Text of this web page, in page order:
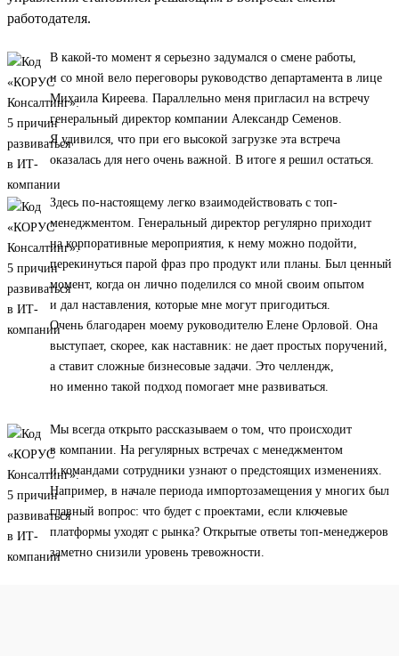
работодателя.
В какой-то момент я серьезно задумался о смене работы,
и со мной вело переговоры руководство департамента в лице
Михаила Киреева. Параллельно меня пригласил на встречу
генеральный директор компании Александр Семенов.
Я удивился, что при его высокой загрузке эта встреча
оказалась для него очень важной. В итоге я решил остаться.
Здесь по-настоящему легко взаимодействовать с топ-
менеджментом. Генеральный директор регулярно приходит
на корпоративные мероприятия, к нему можно подойти,
перекинуться парой фраз про продукт или планы. Был ценный
момент, когда он лично поделился со мной своим опытом
и дал наставления, которые мне могут пригодиться.
Очень благодарен моему руководителю Елене Орловой. Она
выступает, скорее, как наставник: не дает простых поручений,
а ставит сложные бизнесовые задачи. Это челлендж,
но именно такой подход помогает мне развиваться.
Мы всегда открыто рассказываем о том, что происходит
в компании. На регулярных встречах с менеджментом
и командами сотрудники узнают о предстоящих изменениях.
Например, в начале периода импортозамещения у многих был
главный вопрос: что будет с проектами, если ключевые
платформы уходят с рынка? Открытые ответы топ-менеджеров
заметно снизили уровень тревожности.